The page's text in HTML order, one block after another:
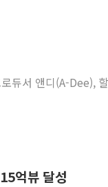
년 밑거름…수도권
차 회의' 주재… "전폭
듀서 앤디(A-Dee),
억뷰 달성